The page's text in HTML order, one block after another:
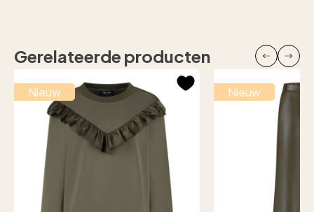
Gerelateerde producten
Nieuw Nieuw